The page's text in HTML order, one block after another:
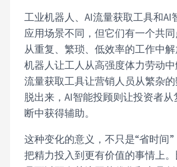
工业机器人、AI流量获取工具和AI
应用场景不同，但它们有一个共
从重复、繁琐、低效率的工作中
机器人让工人从高强度体力劳动
流量获取工具让营销人员从繁杂
脱出来，AI智能投顾则让投资者
断中获得辅助。
这种变化的意义，不只是“省时间”
把精力投入到更有价值的事情上